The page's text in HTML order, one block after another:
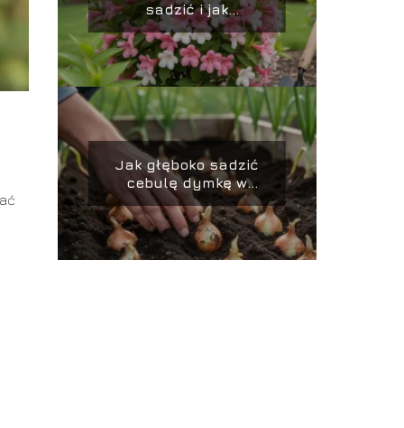
sadzić i jak
prawidłowo
pielęgnować?
Jak głęboko sadzić
cebulę dymkę w
ogródku?